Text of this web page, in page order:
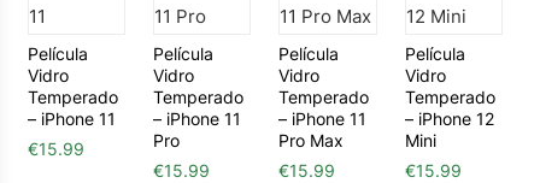
Película
Vidro
Temperado
– iPhone 11
€15.99
Película
Vidro
Temperado
– iPhone 11
Pro
€15.99
Película
Vidro
Temperado
– iPhone 11
Pro Max
€15.99
Película
Vidro
Temperado
– iPhone 12
Mini
€15.99